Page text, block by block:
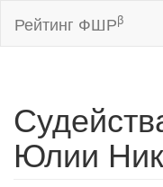
Рейтинг ФШРβ
Юлии